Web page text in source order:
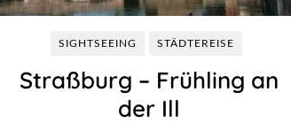
Malaysia
Taiwan
SIGHTSEEING STÄDTEREISE
Straßburg – Frühling an
der Ill